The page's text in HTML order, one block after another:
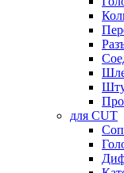
для CUT